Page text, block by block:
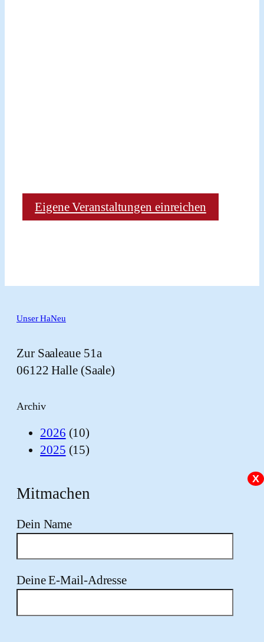
Eigene Veranstaltungen einreichen
Unser HaNeu
Zur Saaleaue 51a
06122 Halle (Saale)
Archiv
2026 (10)
2025 (15)
X
Mitmachen
Dein Name
Deine E-Mail-Adresse